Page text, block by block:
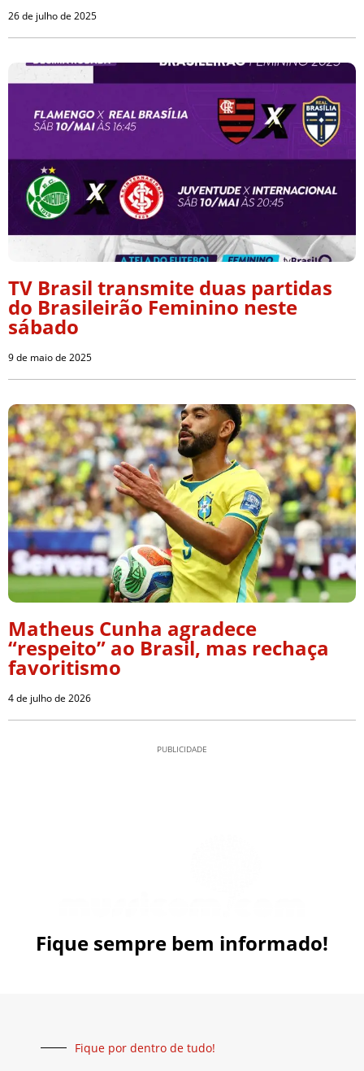
26 de julho de 2025
TV Brasil transmite duas partidas
do Brasileirão Feminino neste
sábado
9 de maio de 2025
Matheus Cunha agradece
“respeito” ao Brasil, mas rechaça
favoritismo
4 de julho de 2026
PUBLICIDADE
Fique sempre bem informado!
Fique por dentro de tudo!